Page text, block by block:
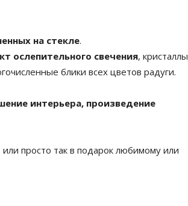
на стекле.
ослепительного свечения, кристаллы
блики всех цветов радуги.
интерьера, произведение
просто так в подарок любимому или